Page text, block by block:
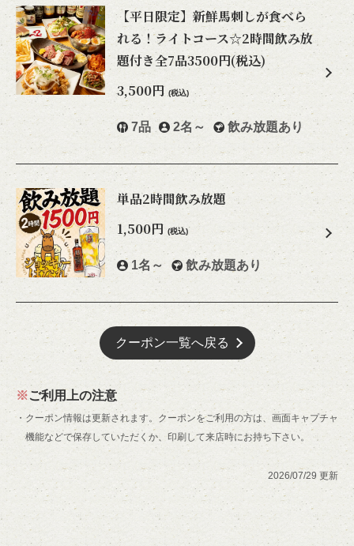
【平日限定】新鮮馬刺しが食べら
れる！ライトコース☆2時間飲み放
題付き全7品3500円(税込)
3,500円 (税込)
7品 2名～ 飲み放題あり
単品2時間飲み放題
1,500円 (税込)
1名～ 飲み放題あり
クーポン一覧へ戻る
ご利用上の注意
クーポン情報は更新されます。クーポンをご利用の方は、画面キャプチャ
機能などで保存していただくか、印刷して来店時にお持ち下さい。
2026/07/29 更新
この店舗情報をシェアする
★生ビールを無料で付けられるクーポン★ | 大衆馬肉酒場
ジョッキー 柏 はなれ店
千葉県柏市柏２丁目11-6
https://akr4818951124.owst.jp/coupons/222916419
お店情報をコピー